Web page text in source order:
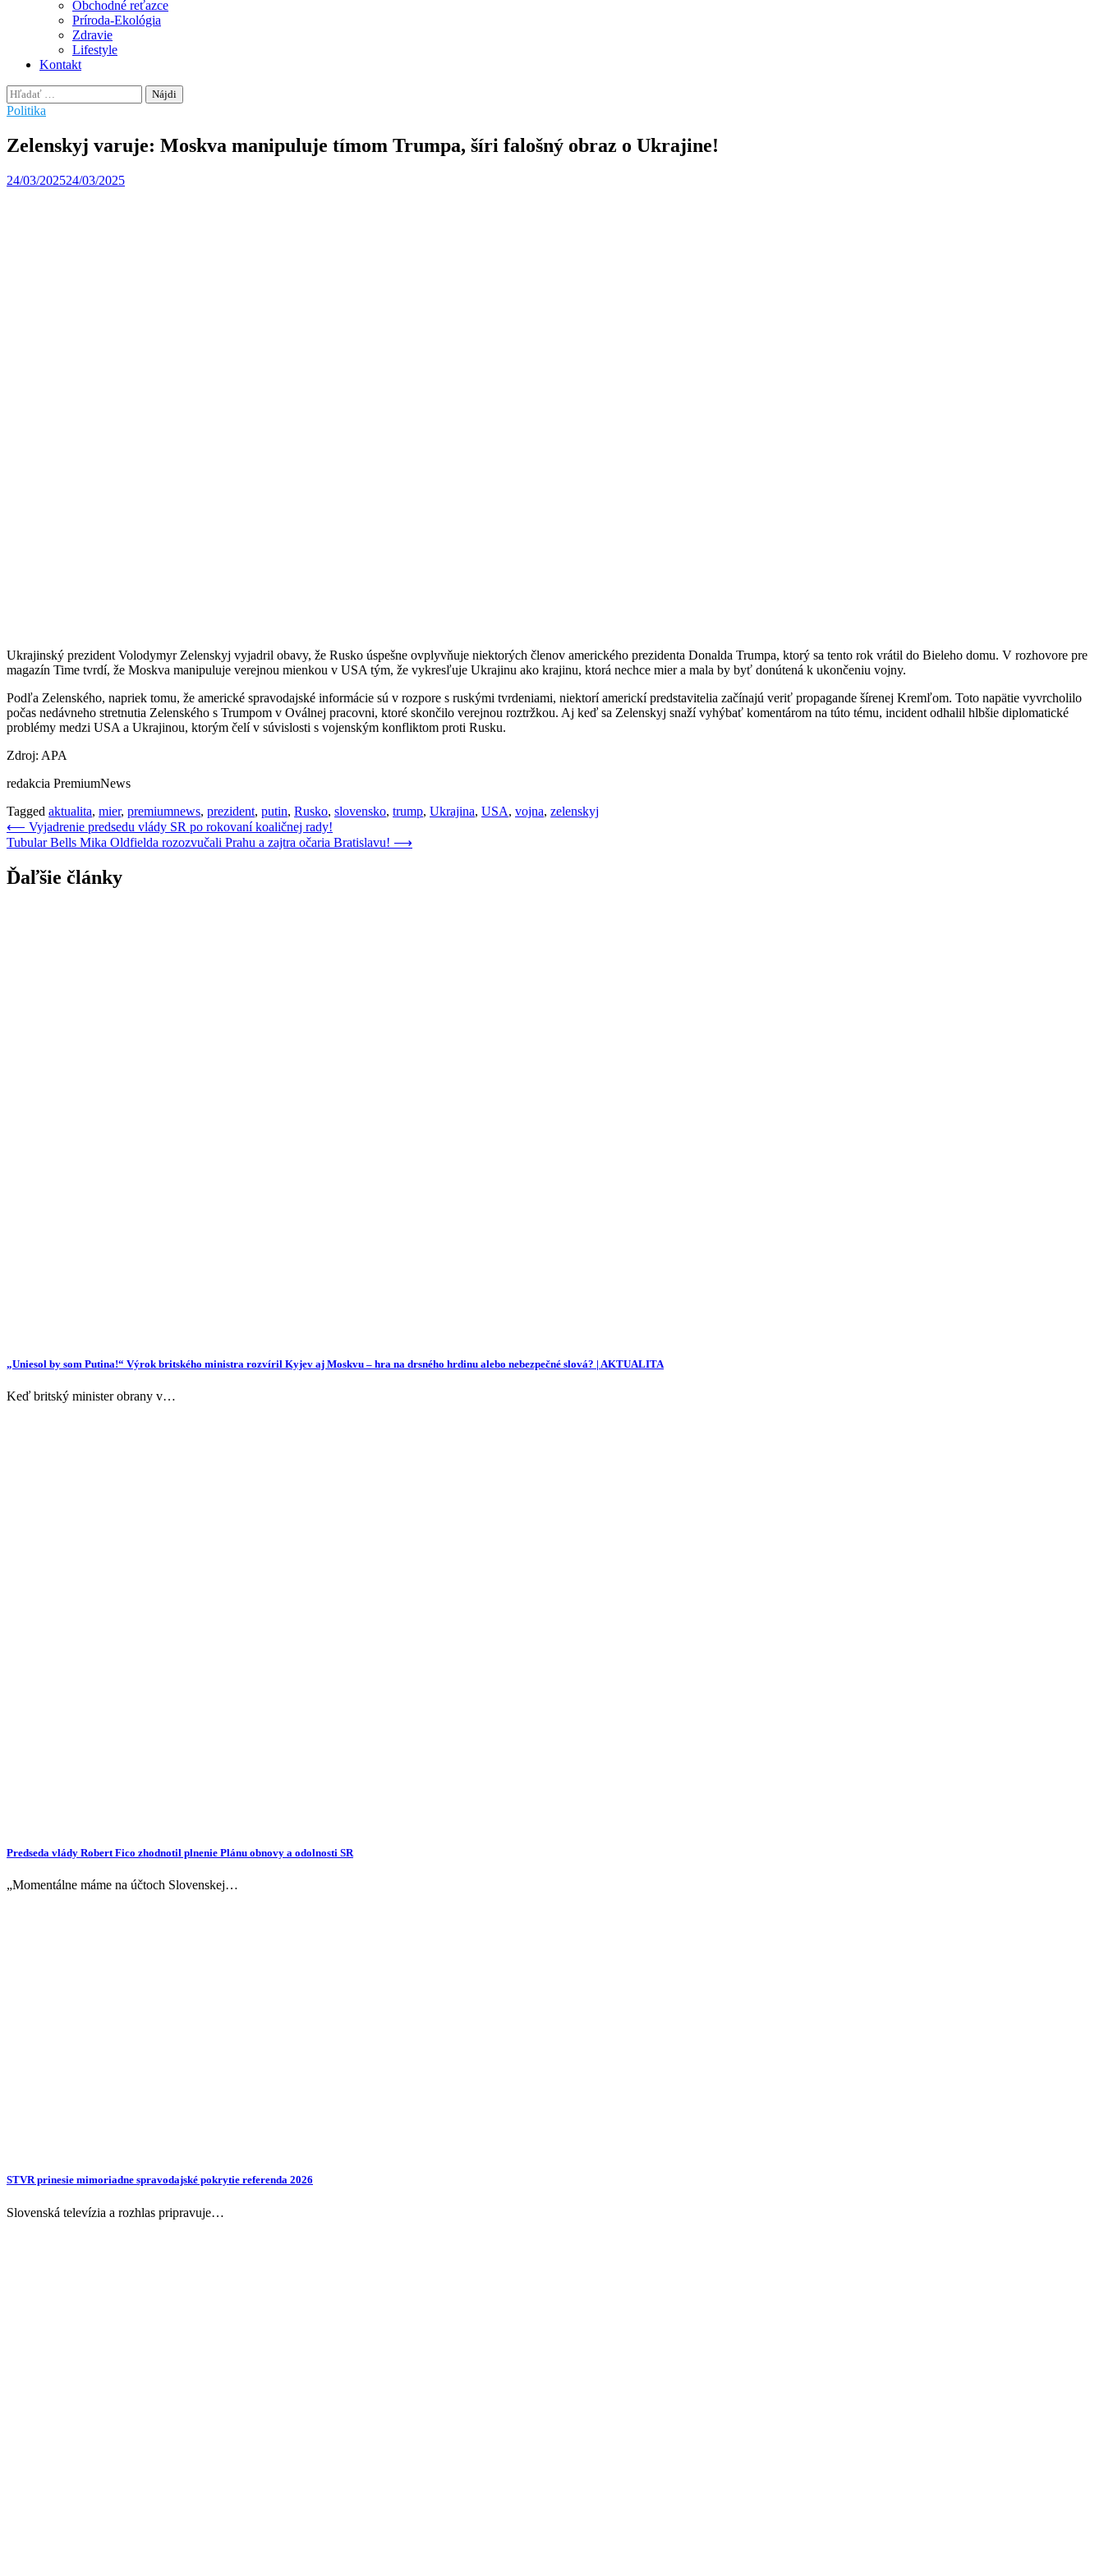
Obchodné reťazce
Príroda-Ekológia
Zdravie
Lifestyle
Kontakt
Hľadať:
Politika
Zelenskyj varuje: Moskva manipuluje tímom Trumpa, šíri falošný obraz o Ukrajine!
24/03/202524/03/2025
Ukrajinský prezident Volodymyr Zelenskyj vyjadril obavy, že Rusko úspešne ovplyvňuje niektorých členov amerického prezidenta Donalda Trumpa, ktorý sa tento rok vrátil do Bieleho domu. V rozhovore pre
magazín Time tvrdí, že Moskva manipuluje verejnou mienkou v USA tým, že vykresľuje Ukrajinu ako krajinu, ktorá nechce mier a mala by byť donútená k ukončeniu vojny.
Podľa Zelenského, napriek tomu, že americké spravodajské informácie sú v rozpore s ruskými tvrdeniami, niektorí americkí predstavitelia začínajú veriť propagande šírenej Kremľom. Toto napätie vyvrcholilo
počas nedávneho stretnutia Zelenského s Trumpom v Oválnej pracovni, ktoré skončilo verejnou roztržkou. Aj keď sa Zelenskyj snaží vyhýbať komentárom na túto tému, incident odhalil hlbšie diplomatické
problémy medzi USA a Ukrajinou, ktorým čelí v súvislosti s vojenským konfliktom proti Rusku.
Zdroj: APA
redakcia PremiumNews
Tagged aktualita, mier, premiumnews, prezident, putin, Rusko, slovensko, trump, Ukrajina, USA, vojna, zelenskyj
Navigácia
v
článku
⟵ Vyjadrenie predsedu vlády SR po rokovaní koaličnej rady!
Tubular Bells Mika Oldfielda rozozvučali Prahu a zajtra očaria Bratislavu! ⟶
Ďaľšie články
„Uniesol by som Putina!“ Výrok britského ministra rozvíril Kyjev aj Moskvu – hra na drsného hrdinu alebo nebezpečné slová? | AKTUALITA
Keď britský minister obrany v…
Predseda vlády Robert Fico zhodnotil plnenie Plánu obnovy a odolnosti SR
„Momentálne máme na účtoch Slovenskej…
STVR prinesie mimoriadne spravodajské pokrytie referenda 2026
Slovenská televízia a rozhlas pripravuje…